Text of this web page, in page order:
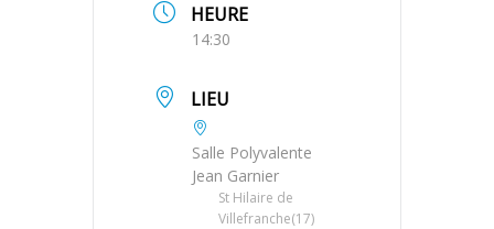
HEURE
14:30
LIEU
Salle Polyvalente
Jean Garnier
St Hilaire de
Villefranche(17)